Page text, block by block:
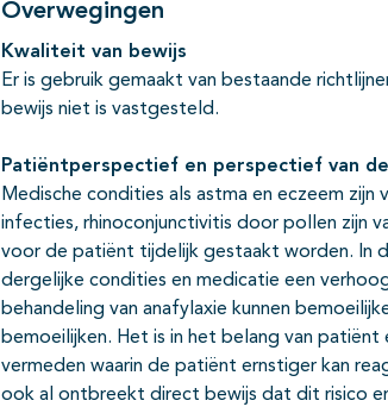
Overwegingen
Kwaliteit van bewijs
Er is gebruik gemaakt van bestaande
bewijs niet is vastgesteld.
Patiëntperspectief en perspectief van
Medische condities als astma en eczeem
infecties, rhinoconjunctivitis door pollen zijn
voor de patiënt tijdelijk gestaakt worden. In
dergelijke condities en medicatie een
behandeling van anafylaxie kunnen
bemoeilijken. Het is in het belang van
vermeden waarin de patiënt ernstiger kan
ook al ontbreekt direct bewijs dat dit risico